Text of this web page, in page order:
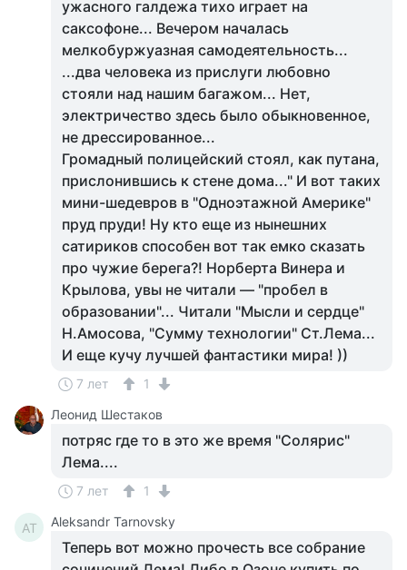
ужасного галдежа тихо играет на
саксофоне... Вечером началась
мелкобуржуазная самодеятельность...
...два человека из прислуги любовно
стояли над нашим багажом... Нет,
электричество здесь было обыкновенное,
не дрессированное...
Громадный полицейский стоял, как путана,
прислонившись к стене дома..." И вот таких
мини-шедевров в "Одноэтажной Америке"
пруд пруди! Ну кто еще из нынешних
сатириков способен вот так емко сказать
про чужие берега?! Норберта Винера и
Крылова, увы не читали — "пробел в
образовании"... Читали "Мысли и сердце"
Н.Амосова, "Сумму технологии" Ст.Лема...
И еще кучу лучшей фантастики мира! ))
7 лет
1
Леонид Шестаков
потряс где то в это же время "Солярис"
Лема....
7 лет 1
AT Aleksandr Tarnovsky
Теперь вот можно прочесть все собрание